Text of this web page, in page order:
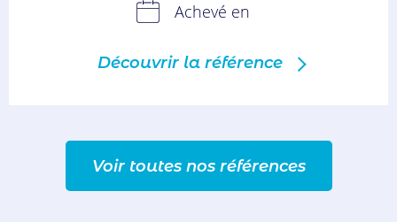
Achevé en
Découvrir la référence
Voir toutes nos références